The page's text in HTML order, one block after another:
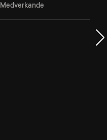
Medverkande